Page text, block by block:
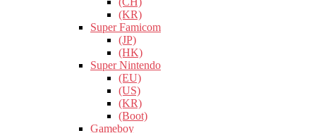
(KR)
Super Famicom
(JP)
(HK)
Super Nintendo
(EU)
(US)
(KR)
(Boot)
Gameboy